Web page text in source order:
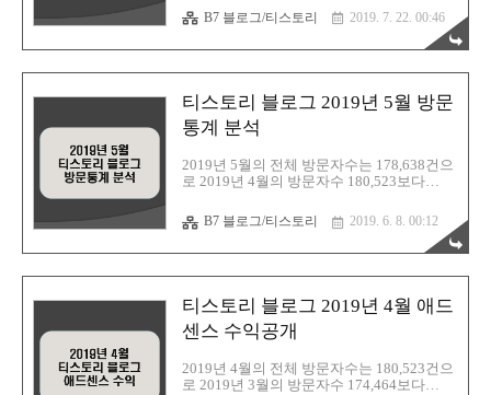
글 48.62%, 다음 47.12%, 네이트 1.74%, 네이
버 1.49% 순으로 구글이 검색순위 상위를 지
켰다. 2019년 6월 한달동안의 방문자수와 블
본다. 1. 티스토리 블로그 검색유입(티스토리
방문통계) 2. 네이버 애널리틱스 차트 분석
티스토리 블로그 2019년 6월 방문통계 분석
티스토리 블로그 2019년 5월 방문통계 분석
: https://barista7.tistory.com/1407 1. 티스토
리 블로그 검색유입(티스토리 통계자료) 1.
티스토리 블로그 검색유입(티스토리 통계자
료) 1) 월간 방문자 :..
B7 블로그/티스토리 2019. 7. 22. 00:46
티스토리 블로그 2019년 5월 방문
통계 분석
2019년 5월의 전체 방문자수는 178,638건으
로 2019년 4월의 방문자수 180,523보다
57.06%, 다음 39.80%, 네이트 1.42%, 네이버
1.37% 순으로 구글이 검색순위 상위를 지켰
다. 2019년 5월 한달동안의 방문자수와 블로
다. 1. 티스토리 블로그 검색유입(티스토리
방문통계) 2. 네이버 애널리틱스 차트 분석
티스토리 블로그 2019년 5월 방문통계 분석
티스토리 블로그 2019년 4월 애드센스 수익
공개 : https://barista7.tistory.com/1217 티스
토리 블로그 2019년 3월 애드센스 수익공개
: https://barista7.tistory.com/1217 티스토..
B7 블로그/티스토리 2019. 6. 8. 00:12
티스토리 블로그 2019년 4월 애드
센스 수익공개
2019년 4월의 전체 방문자수는 180,523건으
로 2019년 3월의 방문자수 174,464보다